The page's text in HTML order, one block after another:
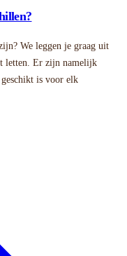
We leggen je graag uit
letten. Er zijn namelijk
is voor elk